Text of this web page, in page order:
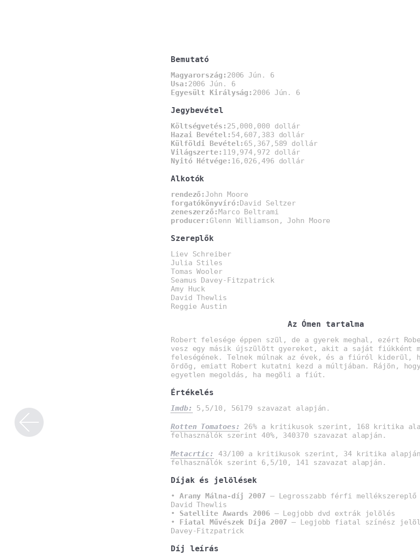
Bemutató
Magyarország: 2006 Jún. 6
Usa: 2006 Jún. 6
Egyesült Királyság: 2006 Jún. 6
Jegybevétel
Költségvetés: 25,000,000 dollár
Hazai Bevétel: 54,607,383 dollár
Külföldi Bevétel: 65,367,589 dollár
Világszerte: 119,974,972 dollár
Nyitó Hétvége: 16,026,496 dollár
Alkotók
rendező: John Moore
forgatókönyvíró:David Seltzer
zeneszerző:Marco Beltrami
producer: Glenn Williamson, John Moore
Szereplők
Liev Schreiber
Julia Stiles
Tomas Wooler
Seamus Davey-Fitzpatrick
Amy Huck
David Thewlis
Reggie Austin
Az Ómen tartalma
Robert felesége éppen szül, de a gyerek meghal, ezért
vesz egy másik újszülött gyereket, akit a saját fiúkként
feleségének. Telnek múlnak az évek, és a fiúról kiderül,
ördög, emiatt Robert kutatni kezd a múltjában. Rájön,
egyetlen megoldás, ha megöli a fiút.
Értékelés
Imdb: 5,5/10, 56179 szavazat alapján.
Rotten Tomatoes:
26% a kritikusok szerint, 168 kritika
felhasználók szerint 40%, 340370 szavazat alapján.
Metacrtic:
43/100 a kritikusok szerint, 34 kritika
felhasználók szerint 6,5/10, 141 szavazat alapján.
Díjak és jelölések
• Arany Málna-díj 2007 – Legrosszabb férfi
David Thewlis
• Satellite Awards 2006 – Legjobb dvd extrák jelölés
• Fiatal Művészek Díja 2007 – Legjobb fiatal színész
Davey-Fitzpatrick
Díj leírás